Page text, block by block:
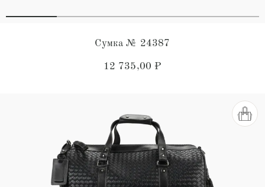
Сумка № 24387
12 735,00 ₽